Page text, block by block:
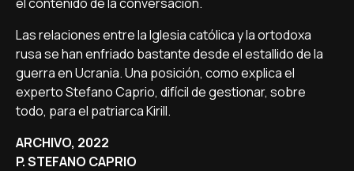
Las relaciones entre la Iglesia católica y la ortodoxa
rusa se han enfriado bastante desde el estallido de la
guerra en Ucrania. Una posición, como explica el
experto Stefano Caprio, difícil de gestionar, sobre
todo, para el patriarca Kirill.
ARCHIVO, 2022
P. STEFANO CAPRIO